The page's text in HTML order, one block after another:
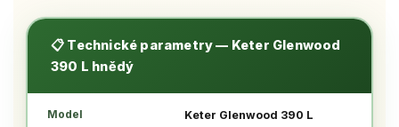
📋 Technické parametry — Keter Glenwood
390 L hnědý
Model Keter Glenwood 390 L